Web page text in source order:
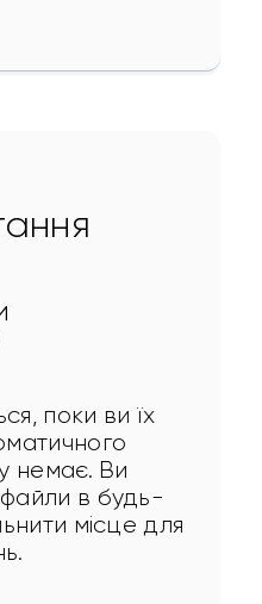
поки ви їх
немає. Ви
в будь-
місце для